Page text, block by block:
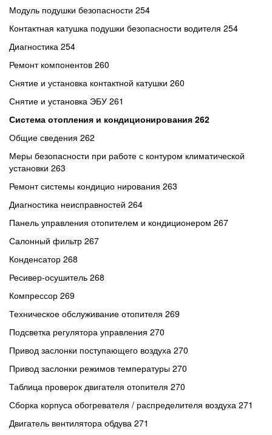
Модуль подушки безопасности 254
Контактная катушка подушки безопасности водителя 254
Диагностика 254
Ремонт компонентов 260
Снятие и установка контактной катушки 260
Снятие и установка ЭБУ 261
Система отопления и кондиционирования 262
Общие сведения 262
Меры безопасности при работе с контуром климатической
установки 263
Ремонт системы кондицио нирования 263
Диагностика неисправностей 264
Панель управления отопителем и кондиционером 267
Салонный фильтр 267
Конденсатор 268
Ресивер-осушитель 268
Компрессор 269
Техническое обслуживание отопителя 269
Подсветка регулятора управления 270
Привод заслонки поступающего воздуха 270
Привод заслонки режимов температуры 270
Таблица проверок двигателя отопителя 270
Сборка корпуса обогревателя / распределителя воздуха 271
Двигатель вентилятора обдува 271